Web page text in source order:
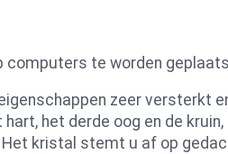
te worden
zeer versterkt
het derde oog en de
kristal stemt u af op